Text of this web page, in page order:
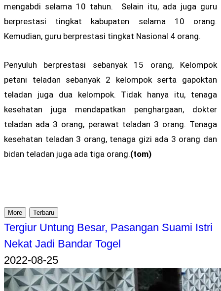
mengabdi selama 10 tahun. Selain itu, ada juga guru
berprestasi tingkat kabupaten selama 10 orang.
Kemudian, guru berprestasi tingkat Nasional 4 orang.
Penyuluh berprestasi sebanyak 15 orang, Kelompok
petani teladan sebanyak 2 kelompok serta gapoktan
teladan juga dua kelompok. Tidak hanya itu, tenaga
kesehatan juga mendapatkan penghargaan, dokter
teladan ada 3 orang, perawat teladan 3 orang. Tenaga
kesehatan teladan 3 orang, tenaga gizi ada 3 orang dan
bidan teladan juga ada tiga orang.(tom)
More Terbaru
Tergiur Untung Besar, Pasangan Suami Istri
Nekat Jadi Bandar Togel
2022-08-25